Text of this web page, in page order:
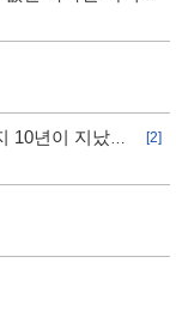
10년이 지났더
[2]